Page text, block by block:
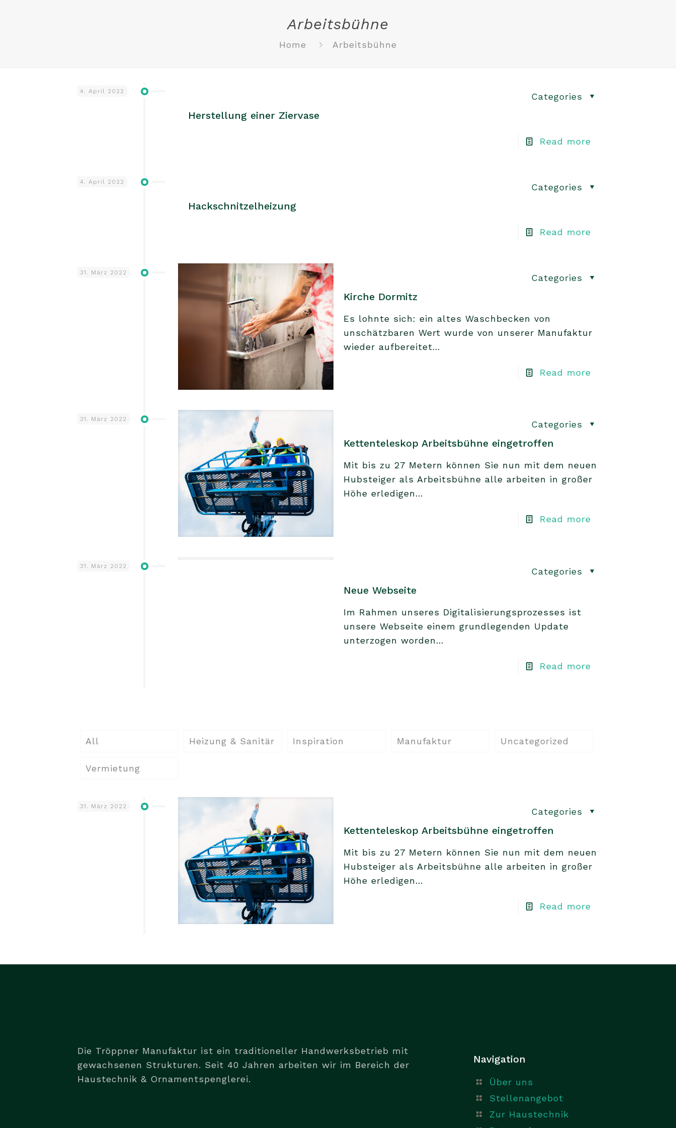
Arbeitsbühne
Home Arbeitsbühne
4. April 2022 Categories
Herstellung einer Ziervase
Read more
4. April 2022 Categories
Hackschnitzelheizung
Read more
31. März 2022 Categories
Kirche Dormitz
Es lohnte sich: ein altes Waschbecken von
unschätzbaren Wert wurde von unserer Manufaktur
wieder aufbereitet...
Read more
31. März 2022 Categories
Kettenteleskop Arbeitsbühne eingetroffen
Mit bis zu 27 Metern können Sie nun mit dem neuen
Hubsteiger als Arbeitsbühne alle arbeiten in großer
Höhe erledigen...
Read more
31. März 2022 Categories
Neue Webseite
Im Rahmen unseres Digitalisierungsprozesses ist
unsere Webseite einem grundlegenden Update
unterzogen worden...
Read more
All Heizung & Sanitär Inspiration Manufaktur Uncategorized
Vermietung
31. März 2022 Categories
Kettenteleskop Arbeitsbühne eingetroffen
Mit bis zu 27 Metern können Sie nun mit dem neuen
Hubsteiger als Arbeitsbühne alle arbeiten in großer
Höhe erledigen...
Read more
Die Tröppner Manufaktur ist ein traditioneller Handwerksbetrieb mit
gewachsenen Strukturen. Seit 40 Jahren arbeiten wir im Bereich der
Haustechnik & Ornamentspenglerei.
Navigation
Über uns
Stellenangebot
Zur Haustechnik